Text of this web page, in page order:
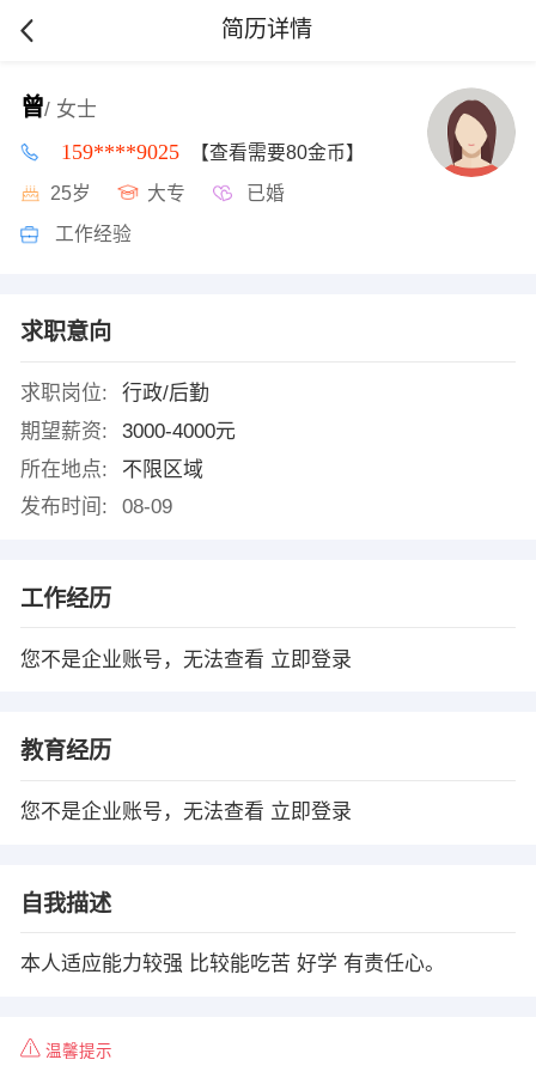
简历详情
曾/ 女士
159****9025 【查看需要80金币】
25岁 大专 已婚
工作经验
求职意向
求职岗位:
行政/后勤
期望薪资:
3000-4000元
所在地点:
不限区域
发布时间:
08-09
工作经历
您不是企业账号，无法查看 立即登录
教育经历
您不是企业账号，无法查看 立即登录
自我描述
本人适应能力较强 比较能吃苦 好学 有责任心。
温馨提示